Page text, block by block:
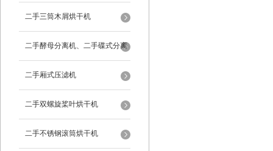
二手三筒木屑烘干机
二手酵母分离机、二手碟式分离
机
二手厢式压滤机
二手双螺旋桨叶烘干机
二手不锈钢滚筒烘干机